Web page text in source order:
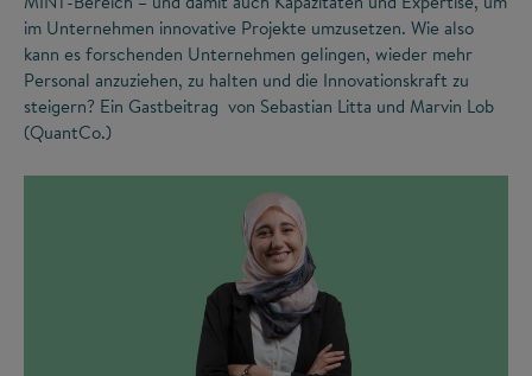
im Unternehmen innovative Projekte umzusetzen. Wie also
kann es forschenden Unternehmen gelingen, wieder mehr
Personal anzuziehen, zu halten und die Innovationskraft zu
steigern? Ein Gastbeitrag von Sebastian Litta und Marvin Lob
(QuantCo.)